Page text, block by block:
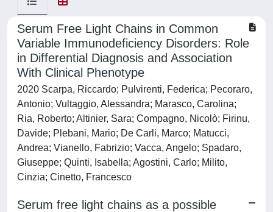
Serum Free Light Chains in Common
Variable Immunodeficiency Disorders: Role
in Differential Diagnosis and Association
With Clinical Phenotype
2020 Scarpa, Riccardo; Pulvirenti, Federica; Pecoraro,
Antonio; Vultaggio, Alessandra; Marasco, Carolina;
Ria, Roberto; Altinier, Sara; Compagno, Nicolò; Firinu,
Davide; Plebani, Mario; De Carli, Marco; Matucci,
Andrea; Vianello, Fabrizio; Vacca, Angelo; Spadaro,
Giuseppe; Quinti, Isabella; Agostini, Carlo; Milito,
Cinzia; Cinetto, Francesco
Serum free light chains as a possible